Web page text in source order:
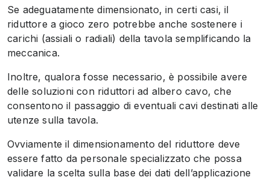
Se adeguatamente dimensionato, in certi casi, il
riduttore a gioco zero potrebbe anche sostenere i
carichi (assiali o radiali) della tavola semplificando la
meccanica.
Inoltre, qualora fosse necessario, è possibile avere
delle soluzioni con riduttori ad albero cavo, che
consentono il passaggio di eventuali cavi destinati alle
utenze sulla tavola.
Ovviamente il dimensionamento del riduttore deve
essere fatto da personale specializzato che possa
validare la scelta sulla base dei dati dell’applicazione